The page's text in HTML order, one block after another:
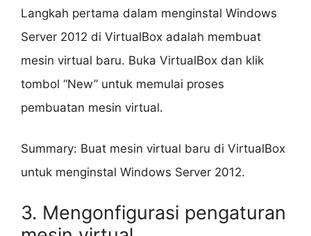
Langkah pertama dalam menginstal Windows
Server 2012 di VirtualBox adalah membuat
mesin virtual baru. Buka VirtualBox dan klik
tombol “New” untuk memulai proses
pembuatan mesin virtual.
Summary: Buat mesin virtual baru di VirtualBox
untuk menginstal Windows Server 2012.
3. Mengonfigurasi pengaturan